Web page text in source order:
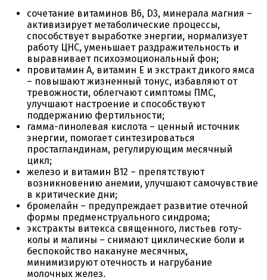
сочетание витаминов В6, D3, минерала магния –
активизирует метаболические процессы,
способствует выработке энергии, нормализует
работу ЦНС, уменьшает раздражительность и
выравнивает психоэмоциональный фон;
провитамин А, витамин Е и экстракт дикого ямса
– повышают жизненный тонус, избавляют от
тревожности, облегчают симптомы ПМС,
улучшают настроение и способствуют
поддержанию фертильности;
гамма-линолевая кислота – ценный источник
энергии, помогает синтезироваться
простагландинам, регулирующим месячный
цикл;
железо и витамин В12 – препятствуют
возникновению анемии, улучшают самочувствие
в критические дни;
бромелайн – предупреждает развитие отечной
формы предменструального синдрома;
экстракты витекса священного, листьев готу-
колы и малины – снимают циклические боли и
беспокойство накануне месячных,
минимизируют отечность и нагрубание
молочных желез.